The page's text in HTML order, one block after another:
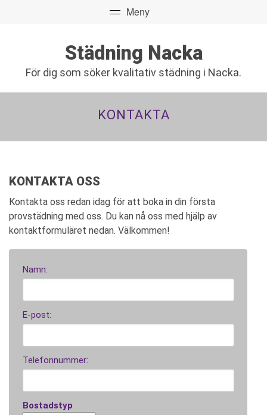
Städning Nacka
För dig som söker kvalitativ städning i Nacka.
KONTAKTA
KONTAKTA OSS
Kontakta oss redan idag för att boka in din första
provstädning med oss. Du kan nå oss med hjälp av
kontaktformuläret nedan. Välkommen!
Namn:
E-post:
Telefonnummer:
Bostadstyp